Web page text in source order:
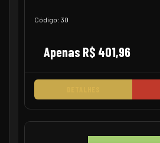
Código: 30
Apenas R$ 401,96